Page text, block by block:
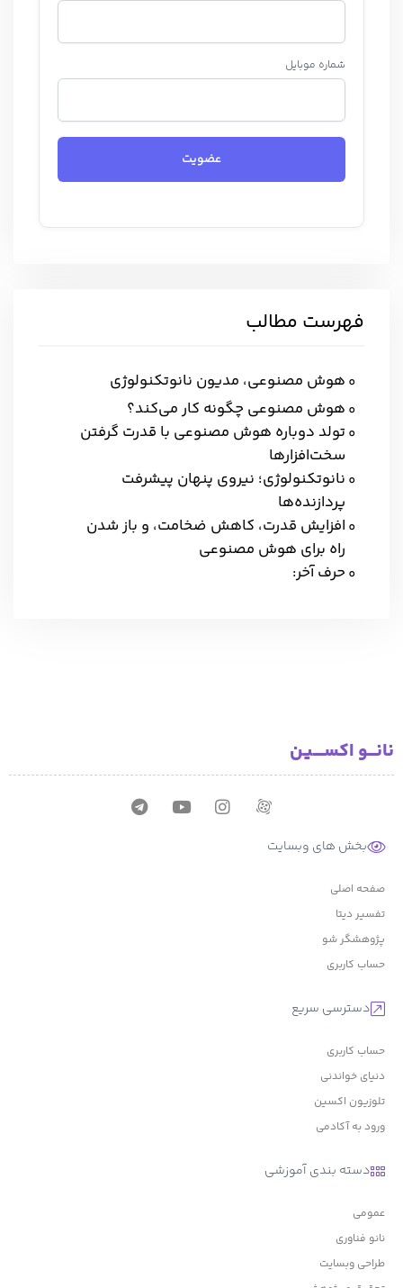
شماره موبایل
عضویت
فهرست مطالب
هوش مصنوعی، مدیون نانوتکنولوژی
هوش مصنوعی چگونه کار می‌کند؟
تولد دوباره هوش مصنوعی با قدرت گرفتن
سخت‌افزارها
نانوتکنولوژی؛ نیروی پنهان پیشرفت
پردازنده‌ها
افزایش قدرت، کاهش ضخامت، و باز شدن
راه برای هوش مصنوعی
حرف آخر:
نانـــو اکســــیـن
بخش های وبسایت
صفحه اصلی
تفسیر دیتا
پژوهشگر شو
حساب کاربری
دسترسی سریع
حساب کاربری
دنیای خواندنی
تلوزیون اکسین
ورود به آکادمی
دسته بندی آموزشی
عمومی
نانو فناوری
طراحی وبسایت